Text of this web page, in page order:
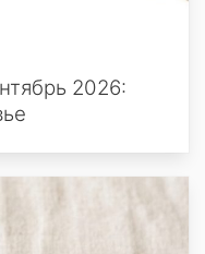
2026: